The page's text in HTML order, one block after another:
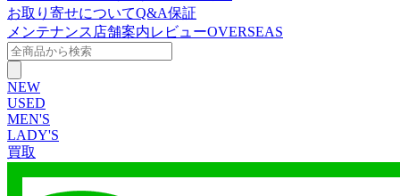
お取り寄せについてQ&A保証
メンテナンス 店舗案内レビューOVERSEAS
NEW
USED
MEN'S
LADY'S
買取